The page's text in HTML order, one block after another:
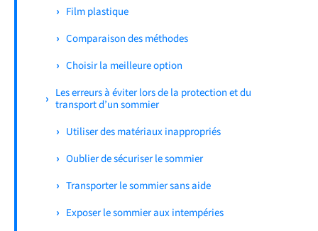
Film plastique
Comparaison des méthodes
Choisir la meilleure option
Les erreurs à éviter lors de la protection et du
transport d’un sommier
Utiliser des matériaux inappropriés
Oublier de sécuriser le sommier
Transporter le sommier sans aide
Exposer le sommier aux intempéries